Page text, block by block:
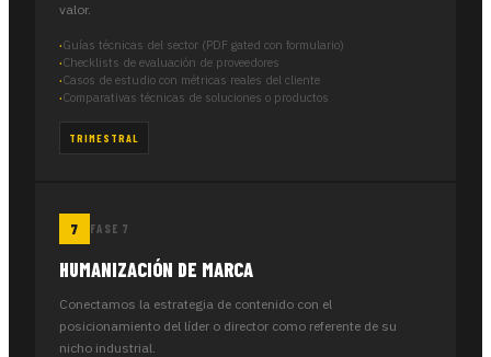
valor.
Guías técnicas del sector (PDF gated con formulario)
Checklists de evaluación de proveedores
Casos de estudio con métricas reales del cliente
Comparativas técnicas de soluciones o productos
TRIMESTRAL
FASE 7
HUMANIZACIÓN DE MARCA
Conectamos la estrategia de contenido con el
posicionamiento del líder o director como referente de su
nicho industrial.